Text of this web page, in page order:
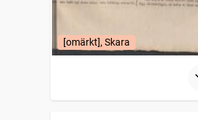
[omärkt], Skara